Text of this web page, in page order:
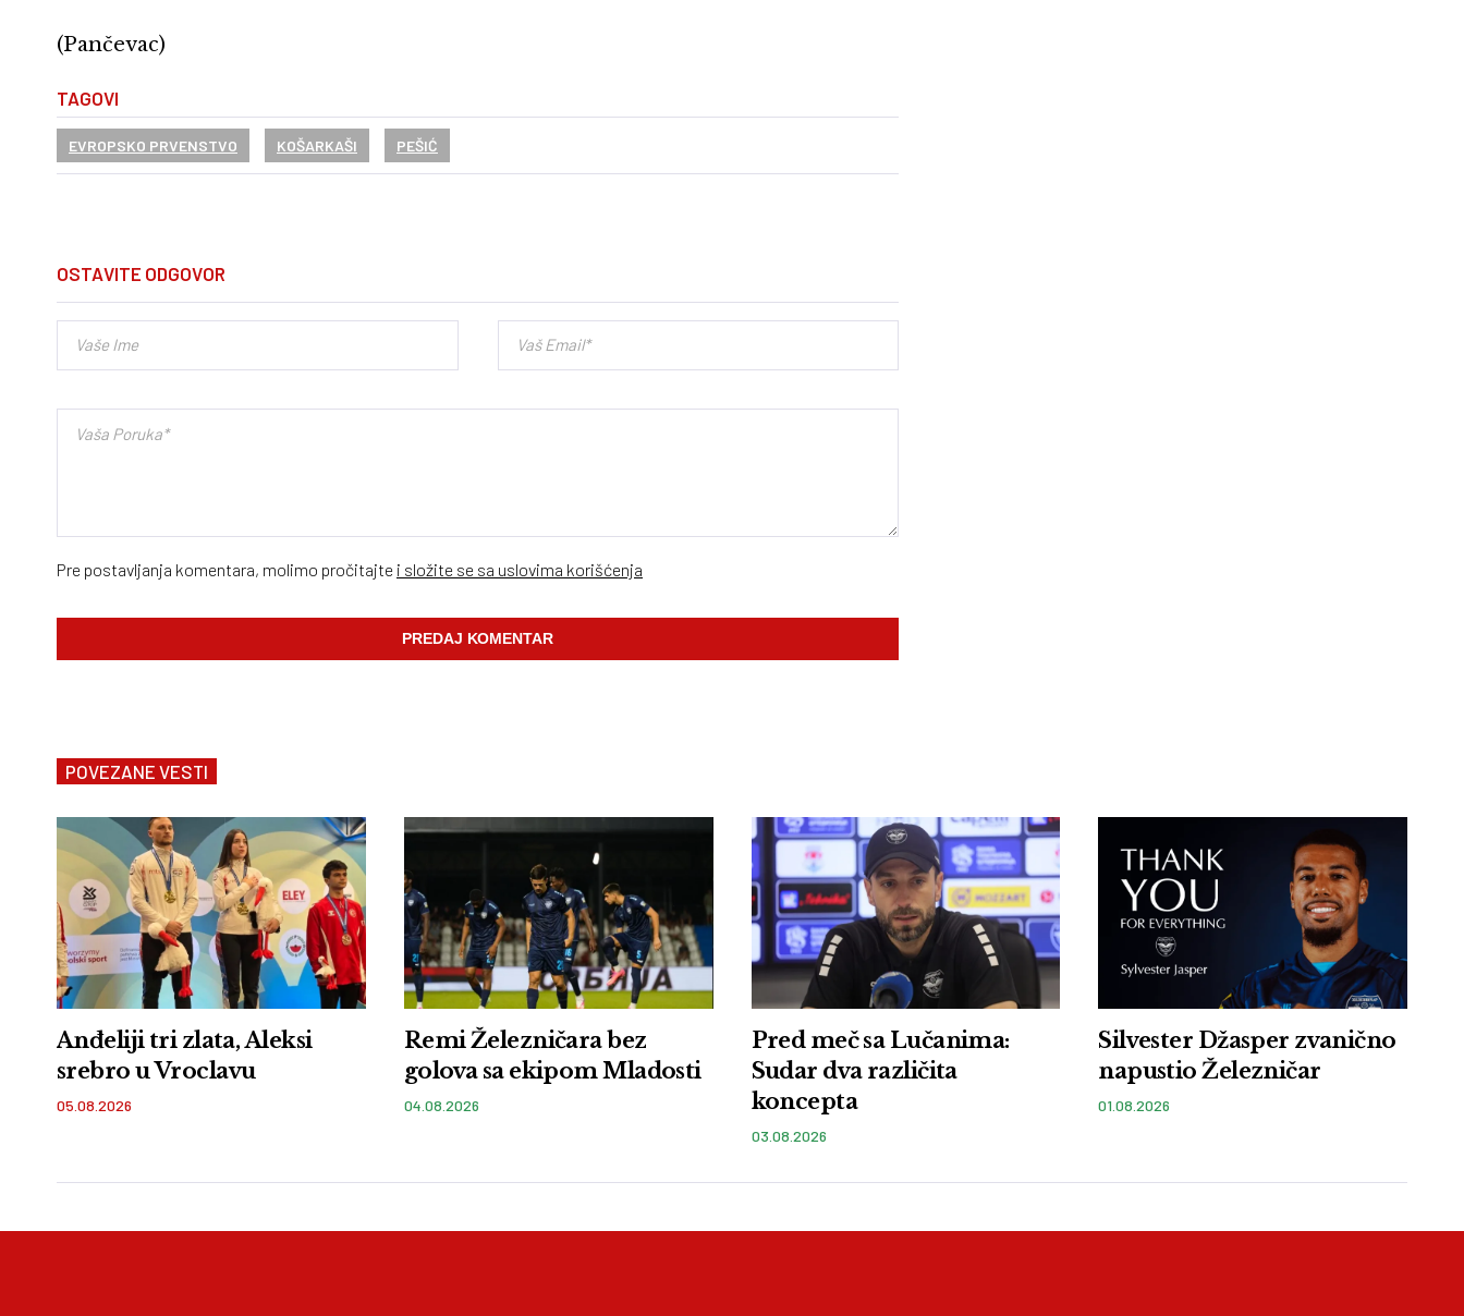
(Pančevac)
TAGOVI
EVROPSKO PRVENSTVO KOŠARKAŠI PEŠIĆ
OSTAVITE ODGOVOR
Pre postavljanja komentara, molimo pročitajte i složite se sa uslovima korišćenja
POVEZANE VESTI
Anđeliji tri zlata, Aleksi
srebro u Vroclavu
05.08.2026
Remi Železničara bez
golova sa ekipom Mladosti
04.08.2026
Pred meč sa Lučanima:
Sudar dva različita
koncepta
03.08.2026
Silvester Džasper zvanično
napustio Železničar
01.08.2026